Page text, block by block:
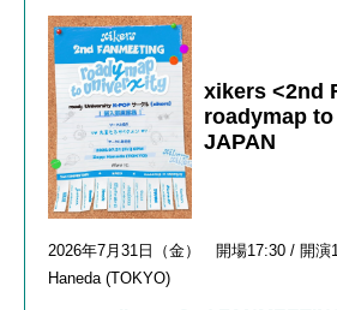
xikers <2nd
roadymap
JAPAN
2026年7月 31 日（金） 開場17:30 / 開演
Haneda (TOKYO)